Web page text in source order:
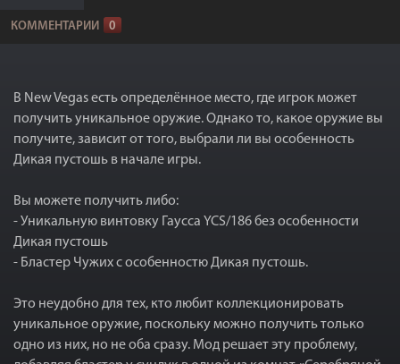
КОММЕНТАРИИ 0
В New Vegas есть определённое место, где игрок может
получить уникальное оружие. Однако то, какое оружие вы
получите, зависит от того, выбрали ли вы особенность
Дикая пустошь в начале игры.
Вы можете получить либо:
- Уникальную винтовку Гаусса YCS/186 без особенности
Дикая пустошь
- Бластер Чужих с особенностю Дикая пустошь.
Это неудобно для тех, кто любит коллекционировать
уникальное оружие, поскольку можно получить только
одно из них, но не оба сразу. Мод решает эту проблему,